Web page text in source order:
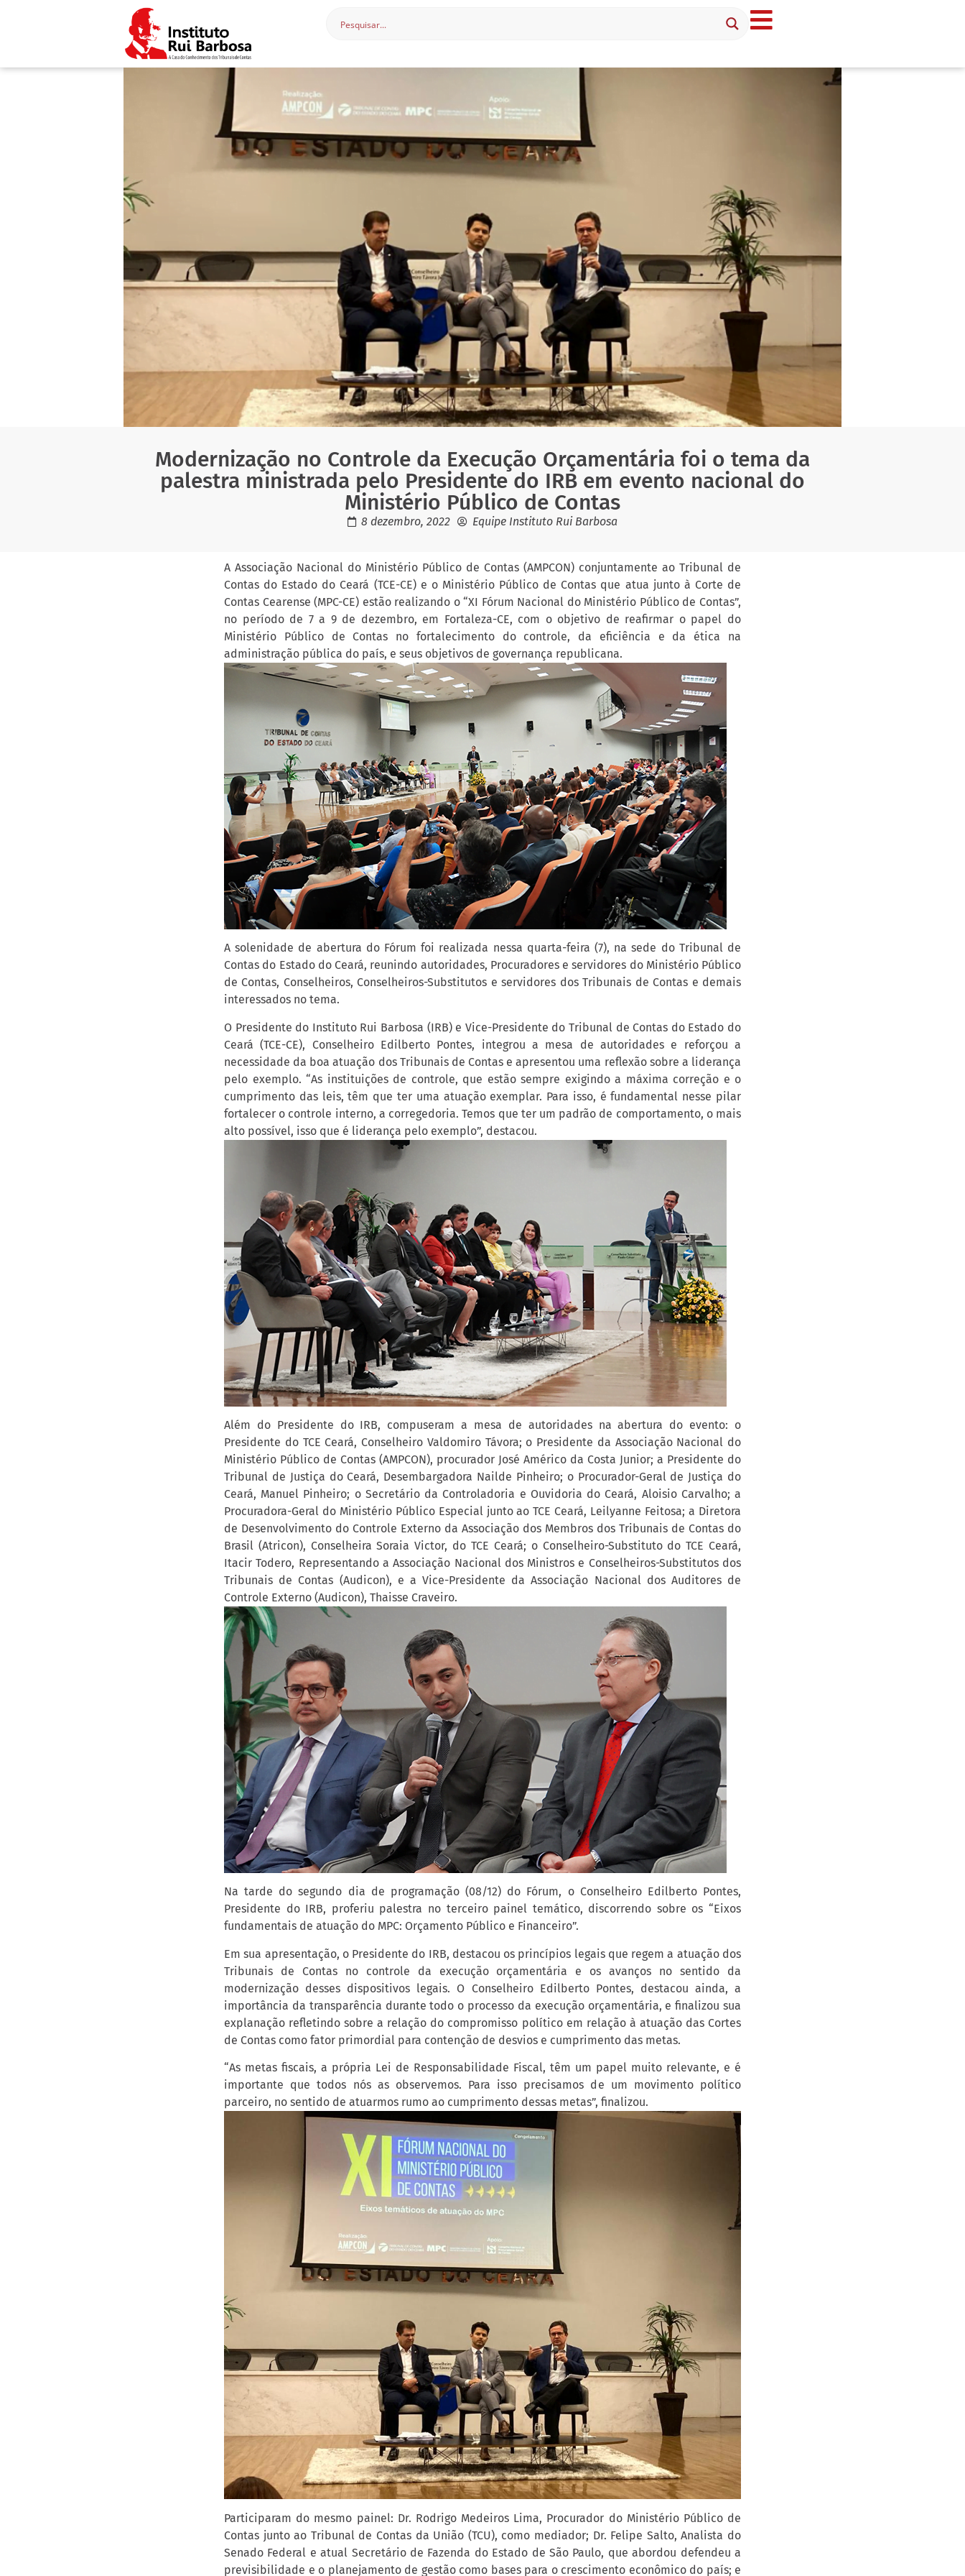
Modernização no Controle da Execução Orçamentária foi o tema da
palestra ministrada pelo Presidente do IRB em evento nacional do
Ministério Público de Contas
8 dezembro, 2022 Equipe Instituto Rui Barbosa
A Associação Nacional do Ministério Público de Contas (AMPCON) conjuntamente ao Tribunal de
Contas do Estado do Ceará (TCE-CE) e o Ministério Público de Contas que atua junto à Corte de
Contas Cearense (MPC-CE) estão realizando o “XI Fórum Nacional do Ministério Público de Contas”,
no período de 7 a 9 de dezembro, em Fortaleza-CE, com o objetivo de reafirmar o papel do
Ministério Público de Contas no fortalecimento do controle, da eficiência e da ética na
administração pública do país, e seus objetivos de governança republicana.
A solenidade de abertura do Fórum foi realizada nessa quarta-feira (7), na sede do Tribunal de
Contas do Estado do Ceará, reunindo autoridades, Procuradores e servidores do Ministério Público
de Contas, Conselheiros, Conselheiros-Substitutos e servidores dos Tribunais de Contas e demais
interessados no tema.
O Presidente do Instituto Rui Barbosa (IRB) e Vice-Presidente do Tribunal de Contas do Estado do
Ceará (TCE-CE), Conselheiro Edilberto Pontes, integrou a mesa de autoridades e reforçou a
necessidade da boa atuação dos Tribunais de Contas e apresentou uma reflexão sobre a liderança
pelo exemplo. “As instituições de controle, que estão sempre exigindo a máxima correção e o
cumprimento das leis, têm que ter uma atuação exemplar. Para isso, é fundamental nesse pilar
fortalecer o controle interno, a corregedoria. Temos que ter um padrão de comportamento, o mais
alto possível, isso que é liderança pelo exemplo”, destacou.
Além do Presidente do IRB, compuseram a mesa de autoridades na abertura do evento: o
Presidente do TCE Ceará, Conselheiro Valdomiro Távora; o Presidente da Associação Nacional do
Ministério Público de Contas (AMPCON), procurador José Américo da Costa Junior; a Presidente do
Tribunal de Justiça do Ceará, Desembargadora Nailde Pinheiro; o Procurador-Geral de Justiça do
Ceará, Manuel Pinheiro; o Secretário da Controladoria e Ouvidoria do Ceará, Aloisio Carvalho; a
Procuradora-Geral do Ministério Público Especial junto ao TCE Ceará, Leilyanne Feitosa; a Diretora
de Desenvolvimento do Controle Externo da Associação dos Membros dos Tribunais de Contas do
Brasil (Atricon), Conselheira Soraia Victor, do TCE Ceará; o Conselheiro-Substituto do TCE Ceará,
Itacir Todero, Representando a Associação Nacional dos Ministros e Conselheiros-Substitutos dos
Tribunais de Contas (Audicon), e a Vice-Presidente da Associação Nacional dos Auditores de
Controle Externo (Audicon), Thaisse Craveiro.
Na tarde do segundo dia de programação (08/12) do Fórum, o Conselheiro Edilberto Pontes,
Presidente do IRB, proferiu palestra no terceiro painel temático, discorrendo sobre os “Eixos
fundamentais de atuação do MPC: Orçamento Público e Financeiro”.
Em sua apresentação, o Presidente do IRB, destacou os princípios legais que regem a atuação dos
Tribunais de Contas no controle da execução orçamentária e os avanços no sentido da
modernização desses dispositivos legais. O Conselheiro Edilberto Pontes, destacou ainda, a
importância da transparência durante todo o processo da execução orçamentária, e finalizou sua
explanação refletindo sobre a relação do compromisso político em relação à atuação das Cortes
de Contas como fator primordial para contenção de desvios e cumprimento das metas.
“As metas fiscais, a própria Lei de Responsabilidade Fiscal, têm um papel muito relevante, e é
importante que todos nós as observemos. Para isso precisamos de um movimento político
parceiro, no sentido de atuarmos rumo ao cumprimento dessas metas”, finalizou.
Participaram do mesmo painel: Dr. Rodrigo Medeiros Lima, Procurador do Ministério Público de
Contas junto ao Tribunal de Contas da União (TCU), como mediador; Dr. Felipe Salto, Analista do
Senado Federal e atual Secretário de Fazenda do Estado de São Paulo, que abordou defendeu a
previsibilidade e o planejamento de gestão como bases para o crescimento econômico do país; e